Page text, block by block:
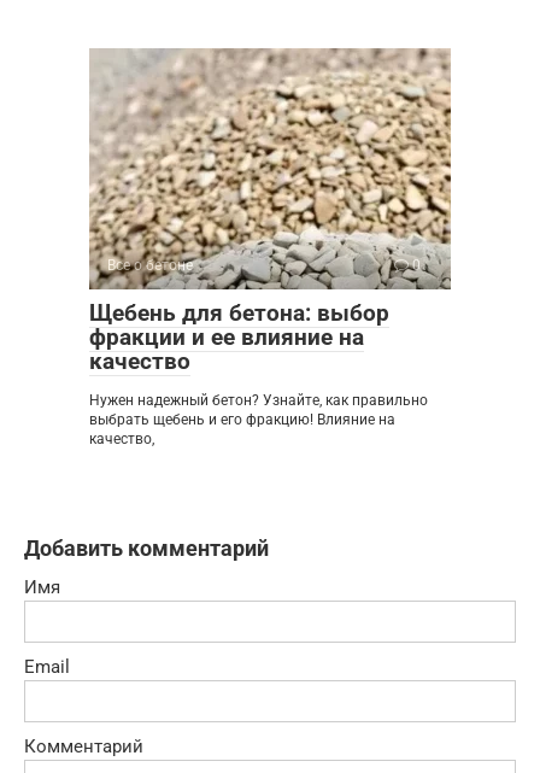
Все о бетоне 0
Щебень для бетона: выбор
фракции и ее влияние на
качество
Нужен надежный бетон? Узнайте, как правильно
выбрать щебень и его фракцию! Влияние на
качество,
Добавить комментарий
Имя
Email
Комментарий